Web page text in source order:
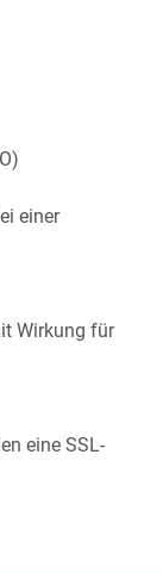
einer
Wirkung für
eine SSL-